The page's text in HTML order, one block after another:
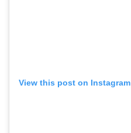
View this post on Instagram